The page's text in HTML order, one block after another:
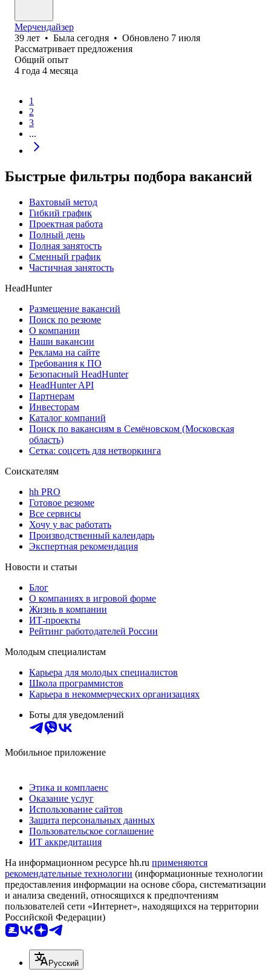
Мерчендайзер
39 лет • Была сегодня • Обновлено 7 июля
Рассматривает предложения
Общий опыт
4 года 4 месяца
1
2
3
...
Быстрые фильтры подбора вакансий
Вахтовый метод
Гибкий график
Проектная работа
Полный день
Полная занятость
Сменный график
Частичная занятость
HeadHunter
Размещение вакансий
Поиск по резюме
О компании
Наши вакансии
Реклама на сайте
Требования к ПО
Безопасный HeadHunter
HeadHunter API
Партнерам
Инвесторам
Каталог компаний
Поиск по вакансиям в Семёновском (Московская
область)
Сетка: соцсеть для нетворкинга
Соискателям
hh PRO
Готовое резюме
Все сервисы
Хочу у вас работать
Производственный календарь
Экспертная рекомендация
Новости и статьи
Блог
О компаниях в игровой форме
Жизнь в компании
ИТ-проекты
Рейтинг работодателей России
Молодым специалистам
Карьера для молодых специалистов
Школа программистов
Карьера в некоммерческих организациях
Боты для уведомлений
Мобильное приложение
Этика и комплаенс
Оказание услуг
Использование сайтов
Защита персональных данных
Пользовательское соглашение
ИТ аккредитация
На информационном ресурсе hh.ru применяются
рекомендательные технологии (информационные технологии
предоставления информации на основе сбора, систематизации
и анализа сведений, относящихся к предпочтениям
пользователей сети «Интернет», находящихся на территории
Российской Федерации)
Русский